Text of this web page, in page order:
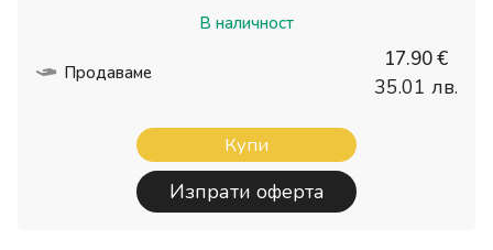
В наличност
Продаваме
17.90 €
35.01 лв.
Купи
Изпрати оферта